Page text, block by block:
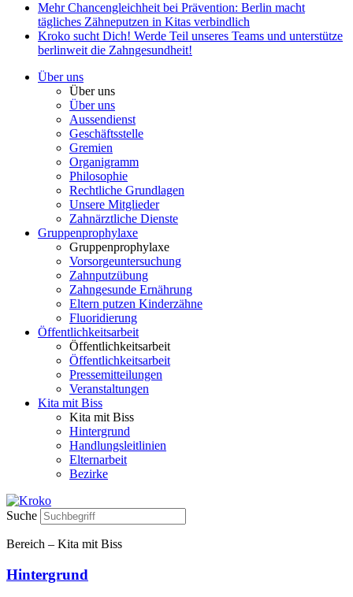
Mehr Chancengleichheit bei Prävention: Berlin macht
tägliches Zähneputzen in Kitas verbindlich
Kroko sucht Dich! Werde Teil unseres Teams und unterstütze
berlinweit die Zahngesundheit!
Über uns
Über uns
Über uns
Aussendienst
Geschäftsstelle
Gremien
Organigramm
Philosophie
Rechtliche Grundlagen
Unsere Mitglieder
Zahnärztliche Dienste
Gruppenprophylaxe
Gruppenprophylaxe
Vorsorgeuntersuchung
Zahnputzübung
Zahngesunde Ernährung
Eltern putzen Kinderzähne
Fluoridierung
Öffentlichkeitsarbeit
Öffentlichkeitsarbeit
Öffentlichkeitsarbeit
Pressemitteilungen
Veranstaltungen
Kita mit Biss
Kita mit Biss
Hintergrund
Handlungsleitlinien
Elternarbeit
Bezirke
Suche
Bereich – Kita mit Biss
Hintergrund